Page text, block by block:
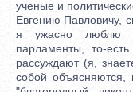
ученые и
Евгению Павловичу,
я ужасно люблю в
парламенты, то-
рассуждают (я,
собой объясняются,